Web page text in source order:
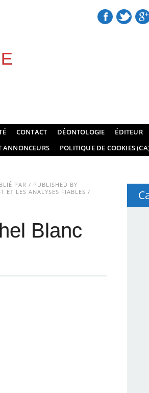
CONTACT DÉONTOLOGIE ÉDITEUR
ANNONCEURS POLITIQUE DE COOKIES
PAR / PUBLISHED BY
ET LES ANALYSES FIABLES /
Blanc